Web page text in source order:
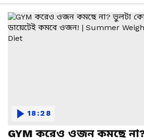
GYM করেও ওজন কমছে
18:28